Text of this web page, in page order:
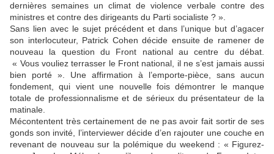
dernières semaines un climat de violence verbale contre des
ministres et contre des dirigeants du Parti socialiste ? ».
Sans lien avec le sujet précédent et dans l’unique but d’agacer
son interlocuteur, Patrick Cohen décide ensuite de ramener de
nouveau la question du Front national au centre du débat.
« Vous vouliez terrasser le Front national, il ne s’est jamais aussi
bien porté ». Une affirmation à l’emporte-pièce, sans aucun
fondement, qui vient une nouvelle fois démontrer le manque
totale de professionnalisme et de sérieux du présentateur de la
matinale.
Mécontentent très certainement de ne pas avoir fait sortir de ses
gonds son invité, l’interviewer décide d’en rajouter une couche en
revenant de nouveau sur la polémique du weekend : « Figurez-